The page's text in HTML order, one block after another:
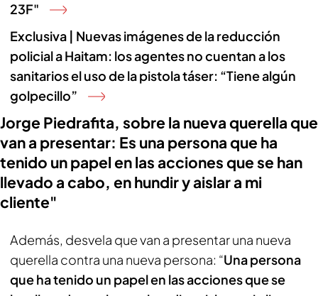
23F"
Exclusiva | Nuevas imágenes de la reducción
policial a Haitam: los agentes no cuentan a los
sanitarios el uso de la pistola táser: “Tiene algún
golpecillo”
Jorge Piedrafita, sobre la nueva querella que
van a presentar: Es una persona que ha
tenido un papel en las acciones que se han
llevado a cabo, en hundir y aislar a mi
cliente"
Además, desvela que van a presentar una nueva
querella contra una nueva persona: “Una persona
que ha tenido un papel en las acciones que se